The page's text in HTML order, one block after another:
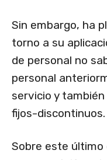
Sin embargo, ha
torno a su
de personal no
personal
servicio y
fijos-discontinuos.
Sobre este